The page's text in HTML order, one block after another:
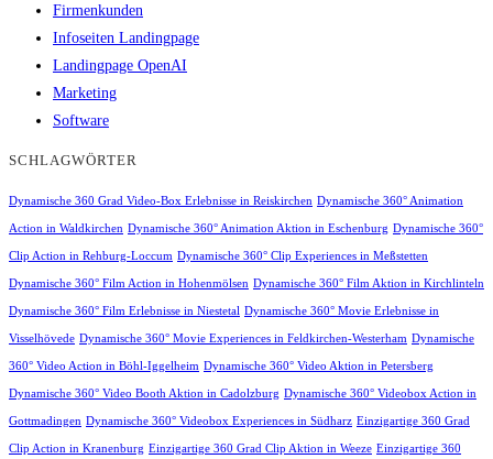
Firmenkunden
Infoseiten Landingpage
Landingpage OpenAI
Marketing
Software
SCHLAGWÖRTER
Dynamische 360 Grad Video-Box Erlebnisse in Reiskirchen Dynamische 360° Animation
Action in Waldkirchen Dynamische 360° Animation Aktion in Eschenburg Dynamische 360°
Clip Action in Rehburg-Loccum Dynamische 360° Clip Experiences in Meßstetten
Dynamische 360° Film Action in Hohenmölsen Dynamische 360° Film Aktion in Kirchlinteln
Dynamische 360° Film Erlebnisse in Niestetal Dynamische 360° Movie Erlebnisse in
Visselhövede Dynamische 360° Movie Experiences in Feldkirchen-Westerham Dynamische
360° Video Action in Böhl-Iggelheim Dynamische 360° Video Aktion in Petersberg
Dynamische 360° Video Booth Aktion in Cadolzburg Dynamische 360° Videobox Action in
Gottmadingen Dynamische 360° Videobox Experiences in Südharz Einzigartige 360 Grad
Clip Action in Kranenburg Einzigartige 360 Grad Clip Aktion in Weeze Einzigartige 360